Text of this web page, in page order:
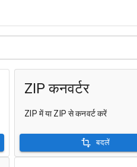
ZIP कनवर्टर
ZIP में या ZIP से कनवर्ट करें
बदलें